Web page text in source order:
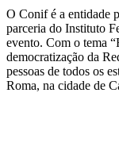
O Conif é a entidade
parceria do Instituto
evento. Com o tema
democratização da
pessoas de todos os
Roma, na cidade de